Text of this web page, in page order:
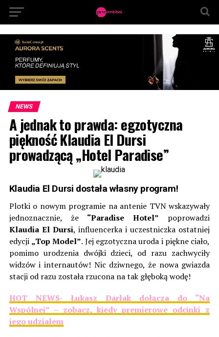
NEWS
A jednak to prawda: egzotyczna
piękność Klaudia El Dursi
prowadzącą „Hotel Paradise”
Klaudia El Dursi dostała własny program!
Plotki o nowym programie na antenie TVN wskazywały
jednoznacznie, że “Paradise Hotel” poprowadzi
Klaudia El Dursi, influencerka i uczestniczka ostatniej
edycji „Top Model”. Jej egzotyczna uroda i piękne ciało,
pomimo urodzenia dwójki dzieci, od razu zachwyciły
widzów i internautów! Nic dziwnego, że nowa gwiazda
stacji od razu została rzucona na tak głęboką wodę!
HOT NEWS- Łukasz Darłak dołącza do “Na
Wspólnej” – zobacz, kiedy premierowe odcinki z
jego udziałem